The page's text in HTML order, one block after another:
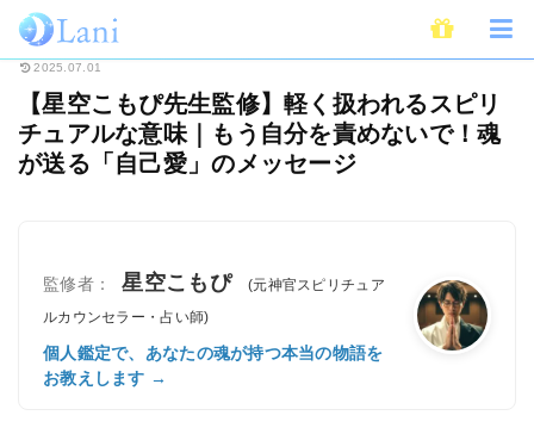
ホーム スピリチュアル 【星空こもぴ先生監修】軽く扱われるスピリチュ
2025.07.01
【星空こもぴ先生監修】軽く扱われるスピリ
チュアルな意味｜もう自分を責めないで！魂
が送る「自己愛」のメッセージ
監修者： 星空こもぴ
(元神官スピリチュア
ルカウンセラー・占い師)
個人鑑定で、あなたの魂が持つ本当の物語を
お教えします →